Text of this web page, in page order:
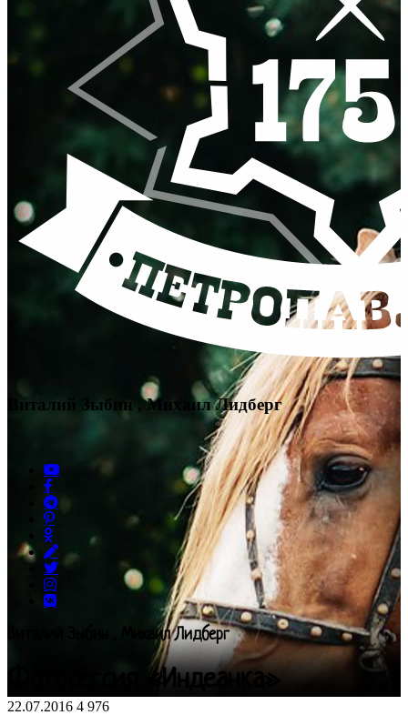
Виталий Зыбин , Михаил Лидберг
Виталий Зыбин , Михаил Лидберг
Фотосессия «Индеанка»
22.07.2016 4 976